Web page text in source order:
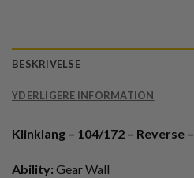
BESKRIVELSE
YDERLIGERE INFORMATION
Klinklang – 104/172 – Reverse
Ability: Gear Wall